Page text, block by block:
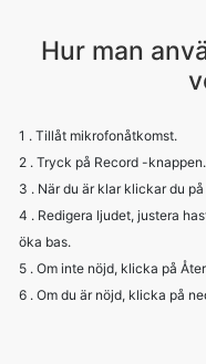
Hur man
1 . Tillåt mikrofonåtkomst.
2 . Tryck på Record -knappen.
3 . När du är klar klickar du
4 . Redigera ljudet, justera
öka bas.
5 . Om inte nöjd, klicka på
6 . Om du är nöjd, klicka på